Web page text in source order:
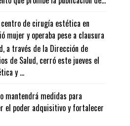
de cirugía estética en
mujer y operaba pese a clausura
a través de la Dirección de
de Salud, cerró este jueves el
y ...
mantendrá medidas para
el poder adquisitivo y fortalecer